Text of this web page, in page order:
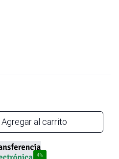
Agregar al carrito
4%